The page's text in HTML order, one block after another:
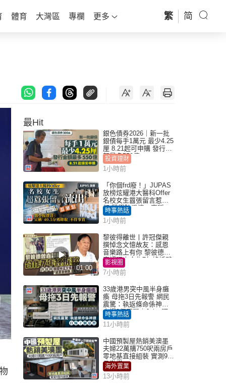
體育 大灣區 專欄 更多 繁 简
最Hit
銀色債券2026｜新一批
銀債每手1萬元 最少4.25
厘 8.21起可申購 發行金
額最多550億
投資理財
1小時前
「你個frd廢！」JUPAS
放榜炫耀港大醫科Offer
名校女生囂張留言惹眾
怒 醫學院澄清：宣稱
「40.5分獲錄取」不符事
實｜Juicy叮
時事熱話
1小時前
01:00
黎彼得離世丨許冠傑親
撰悼念文憶故友：感恩
音樂路上有你 黎彼德曾
直認唔夾合作7年終拆夥
影視圈
7小時前
33歲港男突中風半身癱
瘓 母拖3日先報警 網民
震驚：執返條命係神蹟
自爆2個惡習｜Juicy叮
時事熱話
11小時前
中國預製屋熱銷美澳墨
夫婦22萬購750呎兩房戶
零地基直接組裝 實測9個
月激讚
海外置業
13小時前